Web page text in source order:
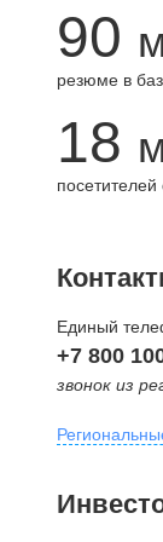
90
резюме в
18
Единый
+7 800
звонок из